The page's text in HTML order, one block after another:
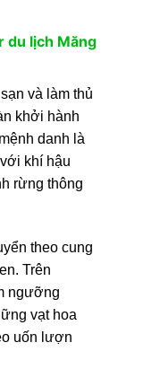
du lịch Măng
và làm thủ
khởi hành
danh là
khí hậu
rừng thông
theo cung
Trên
ngưỡng
vạt hoa
uốn lượn